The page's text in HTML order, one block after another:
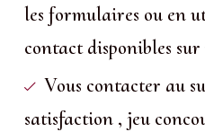
les formulaires ou en
contact disponibles
Vous contacter au
satisfaction , jeu